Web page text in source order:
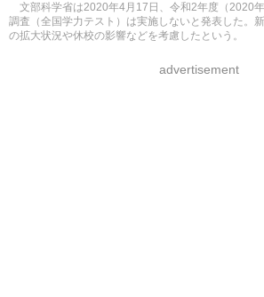
文部科学省は2020年4月17日、令和2年度（2020
調査（全国学力テスト）は実施しないと発表した。
の拡大状況や休校の影響などを考慮したという。
advertisement